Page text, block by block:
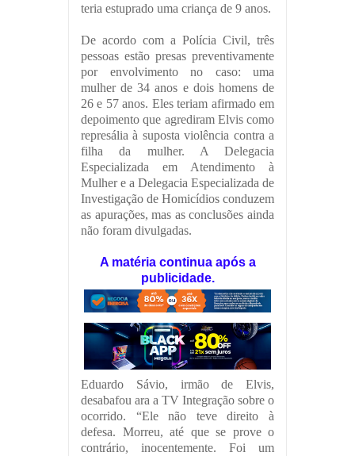
teria estuprado uma criança de 9 anos.
De acordo com a Polícia Civil, três
pessoas estão presas preventivamente
por envolvimento no caso: uma
mulher de 34 anos e dois homens de
26 e 57 anos. Eles teriam afirmado em
depoimento que agrediram Elvis como
represália à suposta violência contra a
filha da mulher. A Delegacia
Especializada em Atendimento à
Mulher e a Delegacia Especializada de
Investigação de Homicídios conduzem
as apurações, mas as conclusões ainda
não foram divulgadas.
A matéria continua após a
publicidade.
Eduardo Sávio, irmão de Elvis,
desabafou ara a TV Integração sobre o
ocorrido. “Ele não teve direito à
defesa. Morreu, até que se prove o
contrário, inocentemente. Foi um